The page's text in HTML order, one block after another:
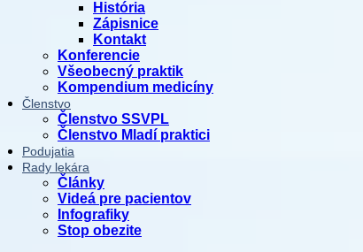
História
Zápisnice
Kontakt
Konferencie
Všeobecný praktik
Kompendium medicíny
Členstvo
Členstvo SSVPL
Členstvo Mladí praktici
Podujatia
Rady lekára
Články
Videá pre pacientov
Infografiky
Stop obezite